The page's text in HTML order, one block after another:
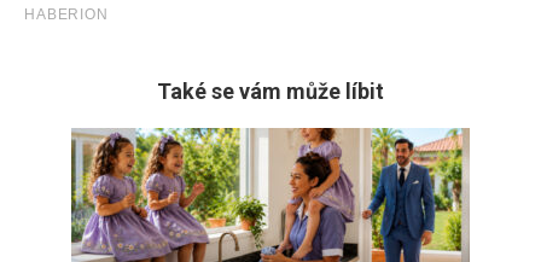
Také se vám může líbit